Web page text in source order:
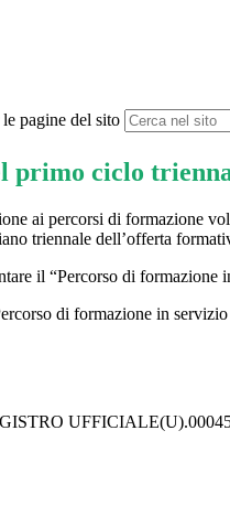
pagine del sito
primo ciclo
ai percorsi di formazione
triennale dell’offerta
il “Percorso di
di formazione in